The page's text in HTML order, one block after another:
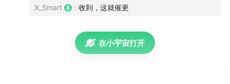
100期集齐所有字符，拼出完整的「核心指令码」，前N位
细心的Worker，找到所有指令吧!
X_Smart : 收到，这就催更
在小宇宙打开